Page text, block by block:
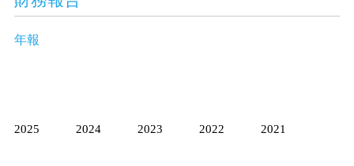
年報
2025 2024 2023 2022 2021